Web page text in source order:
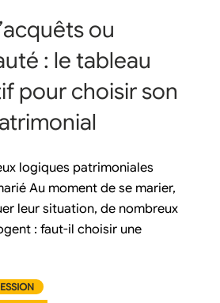
ou
: le tableau
pour choisir son
logiques patrimoniales
Au moment de se marier,
leur situation, de nombreux
: faut-il choisir une